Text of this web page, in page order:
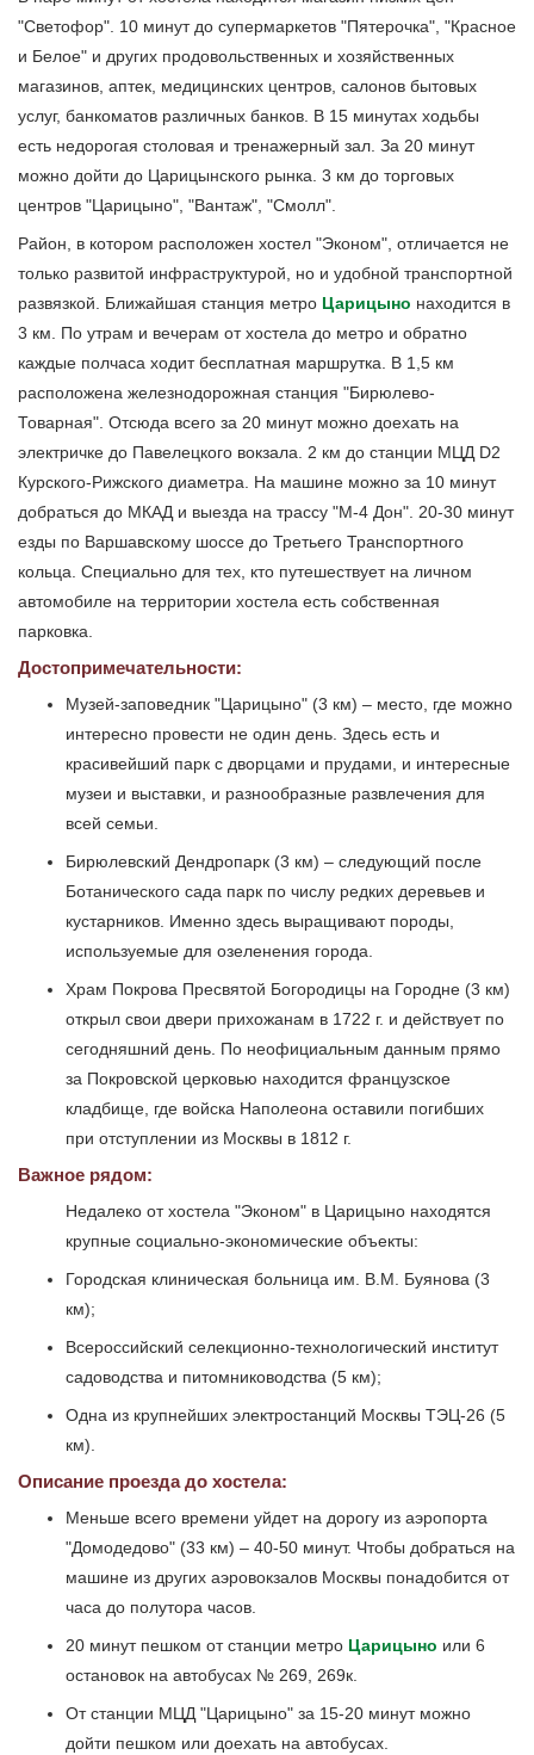
"Светофор". 10 минут до супермаркетов "Пятерочка", "Красное
и Белое" и других продовольственных и хозяйственных
магазинов, аптек, медицинских центров, салонов бытовых
услуг, банкоматов различных банков. В 15 минутах ходьбы
есть недорогая столовая и тренажерный зал. За 20 минут
можно дойти до Царицынского рынка. 3 км до торговых
центров "Царицыно", "Вантаж", "Смолл".
Район, в котором расположен хостел "Эконом", отличается не
только развитой инфраструктурой, но и удобной транспортной
развязкой. Ближайшая станция метро Царицыно находится в
3 км. По утрам и вечерам от хостела до метро и обратно
каждые полчаса ходит бесплатная маршрутка. В 1,5 км
расположена железнодорожная станция "Бирюлево-
Товарная". Отсюда всего за 20 минут можно доехать на
электричке до Павелецкого вокзала. 2 км до станции МЦД D2
Курского-Рижского диаметра. На машине можно за 10 минут
добраться до МКАД и выезда на трассу "М-4 Дон". 20-30 минут
езды по Варшавскому шоссе до Третьего Транспортного
кольца. Специально для тех, кто путешествует на личном
автомобиле на территории хостела есть собственная
парковка.
Достопримечательности:
Музей-заповедник "Царицыно" (3 км) – место, где можно
интересно провести не один день. Здесь есть и
красивейший парк с дворцами и прудами, и интересные
музеи и выставки, и разнообразные развлечения для
всей семьи.
Бирюлевский Дендропарк (3 км) – следующий после
Ботанического сада парк по числу редких деревьев и
кустарников. Именно здесь выращивают породы,
используемые для озеленения города.
Храм Покрова Пресвятой Богородицы на Городне (3 км)
открыл свои двери прихожанам в 1722 г. и действует по
сегодняшний день. По неофициальным данным прямо
за Покровской церковью находится французское
кладбище, где войска Наполеона оставили погибших
при отступлении из Москвы в 1812 г.
Важное рядом:
Недалеко от хостела "Эконом" в Царицыно находятся
крупные социально-экономические объекты:
Городская клиническая больница им. В.М. Буянова (3
км);
Всероссийский селекционно-технологический институт
садоводства и питомниководства (5 км);
Одна из крупнейших электростанций Москвы ТЭЦ-26 (5
км).
Описание проезда до хостела:
Меньше всего времени уйдет на дорогу из аэропорта
"Домодедово" (33 км) – 40-50 минут. Чтобы добраться на
машине из других аэровокзалов Москвы понадобится от
часа до полутора часов.
20 минут пешком от станции метро Царицыно или 6
остановок на автобусах № 269, 269к.
От станции МЦД "Царицыно" за 15-20 минут можно
дойти пешком или доехать на автобусах.